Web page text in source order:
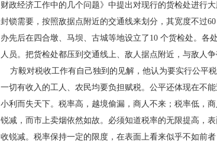
财政经济工作中的几个问题》中提出对现行的货检处进行大
封锁需要，按照敌据点附近的交通线来划分， 其宽度不过
办先后在四合墩、马坝、古城等地设立了10 个货检处。各
人员。把货检处都压到交通线上、敌人据点附近，与敌人
方毅对税收工作有自己独到的见解，他认为要实行公平
一切有收入的工人、农民均要负担赋税。公平还体现在不
小利而失天下。税率高， 越境偷漏，商人不来；税率低，
锐减，而市上卖烟依然如故。必须知道税率的无限提高，
收锐减。税率保持一定的限度，在表面上看来似乎不如前